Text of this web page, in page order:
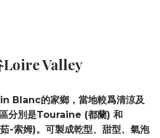
Loire Valley
Blanc的家鄉，當地較爲清涼及
分別是Touraine (都蘭) 和
索姆)。可製成乾型、甜型、氣泡